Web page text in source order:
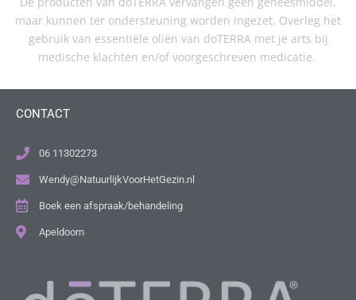
maar kunnen ter ondersteuning worden ingezet. Overleg het
gebruik van essentiële oliën van doTERRA met je arts bij
medische klachten en/of voorgeschreven medicatie.
CONTACT
06 11302273
Wendy@NatuurlijkVoorHetGezin.nl
Boek een afspraak/behandeling
Apeldoorn